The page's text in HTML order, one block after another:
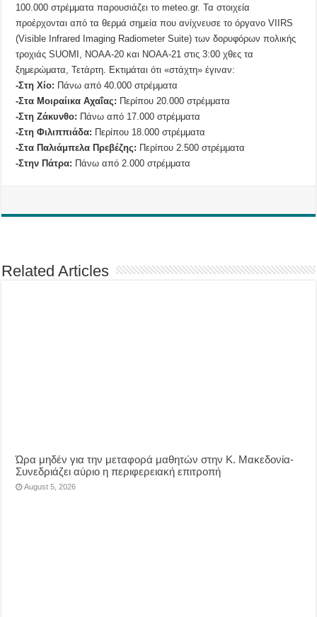
100.000 στρέμματα παρουσιάζει το meteo.gr. Τα στοιχεία
προέρχονται από τα θερμά σημεία που ανίχνευσε το όργανο VIIRS
(Visible Infrared Imaging Radiometer Suite) των δορυφόρων πολικής
τροχιάς SUOMI, NOAA-20 και NOAA-21 στις 3:00 χθες τα
ξημερώματα, Τετάρτη. Εκτιμάται ότι «στάχτη» έγιναν:
-Στη Χίο: Πάνω από 40.000 στρέμματα
-Στα Μοιραίικα Αχαΐας: Περίπου 20.000 στρέμματα
-Στη Ζάκυνθο: Πάνω από 17.000 στρέμματα
-Στη Φιλιππιάδα: Περίπου 18.000 στρέμματα
-Στα Παλιάμπελα Πρεβέζης: Περίπου 2.500 στρέμματα
-Στην Πάτρα: Πάνω από 2.000 στρέμματα
Related Articles
Ώρα μηδέν για την μεταφορά μαθητών στην Κ. Μακεδονία-
Συνεδριάζει αύριο η περιφερειακή επιτροπή
August 5, 2026